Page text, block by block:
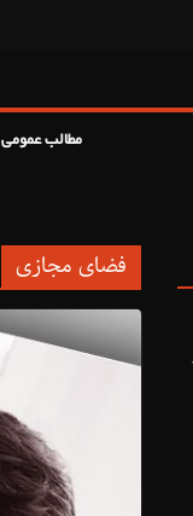
مطالب عمومی
فضای مجازی